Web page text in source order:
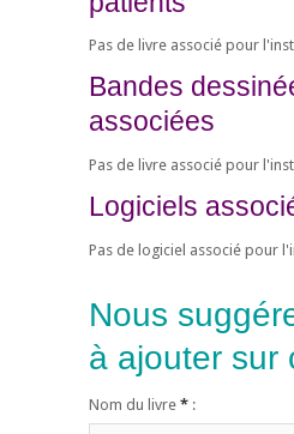
Pas de livre associé pour
Bandes
associées
Pas de livre associé pour
Logiciels
Pas de logiciel associé pour
Nous
à ajouter sur
Nom du livre * :